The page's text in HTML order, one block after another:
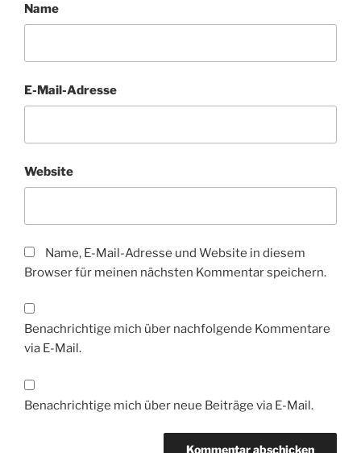
Name
E-Mail-Adresse
Website
Name, E-Mail-Adresse und Website in diesem
Browser für meinen nächsten Kommentar speichern.
Benachrichtige mich über nachfolgende Kommentare
via E-Mail.
Benachrichtige mich über neue Beiträge via E-Mail.